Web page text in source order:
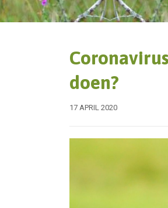
doen?
17 APRIL 2020